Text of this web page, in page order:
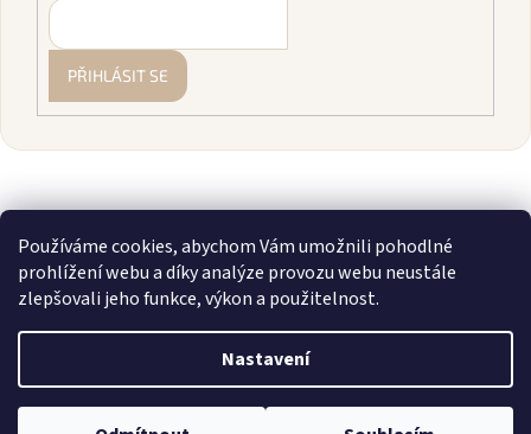
Používáme cookies, abychom Vám umožnili pohodlné
prohlížení webu a díky analýze provozu webu neustále
zlepšovali jeho funkce, výkon a použitelnost.
Nastavení
PŘIHLÁSIT SE
Vytvořil Shoptet
Copyright 2026zavodnice.cz. Všechna práva vyhrazena.Upravit